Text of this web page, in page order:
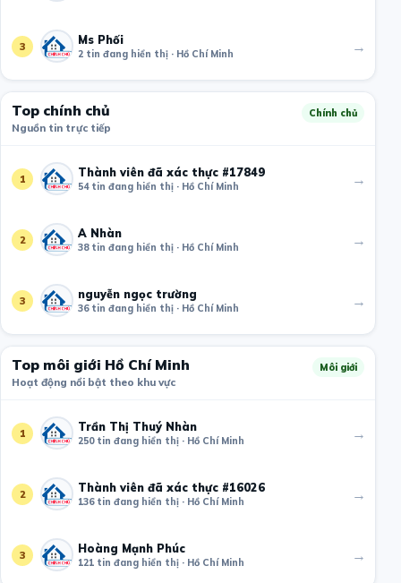
3 Ms Phối
2 tin đang hiển thị · Hồ Chí Minh →
Top chính chủ
Nguồn tin trực tiếp
Chính chủ
1 Thành viên đã xác thực #17849
54 tin đang hiển thị · Hồ Chí Minh →
2 A Nhàn
38 tin đang hiển thị · Hồ Chí Minh →
3 nguyễn ngọc trường
36 tin đang hiển thị · Hồ Chí Minh →
Top môi giới Hồ Chí Minh
Hoạt động nổi bật theo khu vực
Môi giới
1 Trần Thị Thuý Nhàn
250 tin đang hiển thị · Hồ Chí Minh →
2 Thành viên đã xác thực #16026
136 tin đang hiển thị · Hồ Chí Minh →
3 Hoàng Mạnh Phúc
121 tin đang hiển thị · Hồ Chí Minh →